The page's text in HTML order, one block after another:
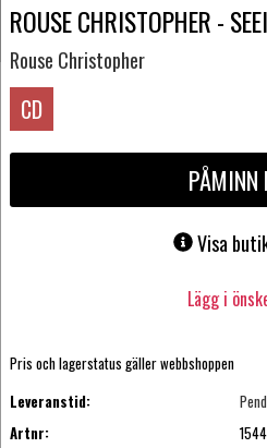
ROUSE CHRISTOPHER -
Rouse Christopher
CD
PÅMINN
Visa
Lägg i
Pris och lagerstatus gäller webbshoppen
Leveranstid:
Artnr: